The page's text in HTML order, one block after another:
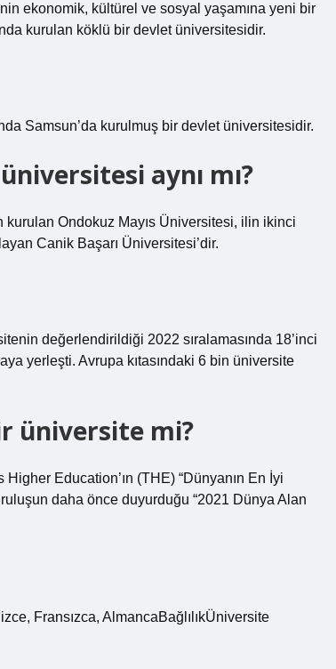
ekonomik, kültürel ve sosyal yaşamına yeni bir
kurulan köklü bir devlet üniversitesidir.
Samsun’da kurulmuş bir devlet üniversitesidir.
aynı mı?
kurulan Ondokuz Mayıs Üniversitesi, ilin ikinci
Canik Başarı Üniversitesi’dir.
değerlendirildiği 2022 sıralamasında 18’inci
yerleşti. Avrupa kıtasındaki 6 bin üniversite
üniversite mi?
Education’ın (THE) “Dünyanın En İyi
daha önce duyurduğu “2021 Dünya Alan
Fransızca, AlmancaBağlılıkÜniversite